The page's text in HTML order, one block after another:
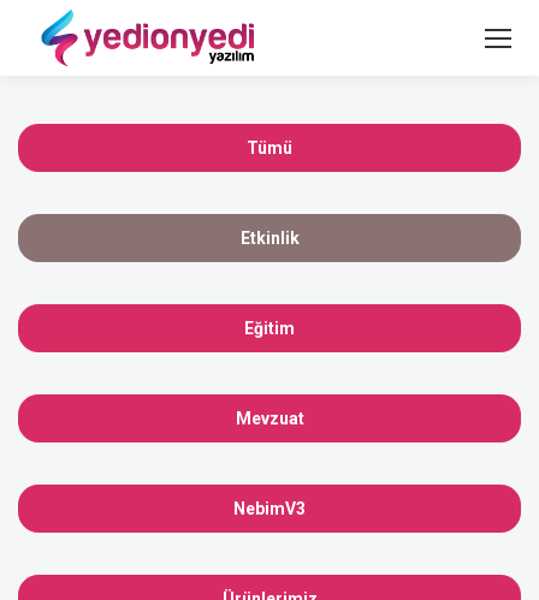
Tümü
Etkinlik
Eğitim
Mevzuat
NebimV3